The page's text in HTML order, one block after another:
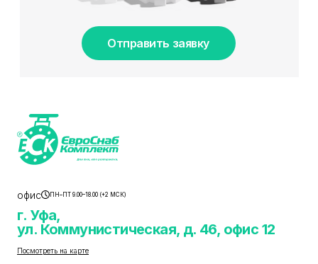
Отправить заявку
офис ПН–ПТ 9.00–18.00 (+2 МСК)
г. Уфа,
ул. Коммунистическая, д. 46, офис 12
Посмотреть на карте